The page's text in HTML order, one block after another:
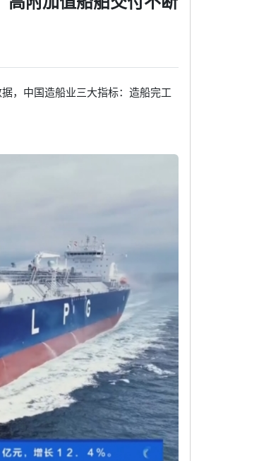
，中国造船业三大指标：造船完工